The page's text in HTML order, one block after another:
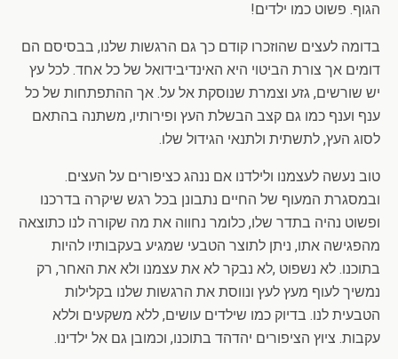
הגוף. פשוט כמו ילדים!
בדומה לעצים שהוזכרו קודם כך גם הרגשות שלנו, בבסיסם הם
דומים אך צורת הביטוי היא האינדיבידואל של כל אחד. לכל עץ
יש שורשים, גזע וצמרת שנוסקת אל על. אך ההתפתחות של כל
ענף וענף כמו גם קצב הבשלת העץ ופירותיו, משתנה בהתאם
לסוג העץ, לתשתית ולתנאי הגידול שלו.
טוב נעשה לעצמנו ולילדנו אם ננהג כציפורים על העצים.
ובמסגרת המעוף של החיים נתבונן בכל רגש שיקרה בדרכנו
ופשוט נהיה בתדר שלו, כלומר נחווה את מה שקורה לנו כתוצאה
מהפגישה אתו, ניתן לתוצר הטבעי שמגיע בעקבותיו להיות
בתוכנו. לא נשפוט ,לא נבקר לא את עצמנו ולא את האחר, רק
נמשיך לעוף מעץ לעץ ונווסת את הרגשות שלנו בקלילות
הטבעית לנו. בדיוק כמו שילדים עושים, ללא משקעים וללא
עקבות. ציוץ הציפורים יהדהד בתוכנו, וכמובן גם אל ילדינו.